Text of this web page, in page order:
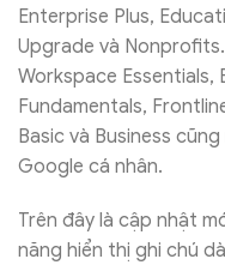
Enterprise Plus,
Upgrade và
Workspace Essentials,
Fundamentals,
Basic và Business
Google cá nhân.
Trên đây là cập nhật
năng hiển thị ghi chú